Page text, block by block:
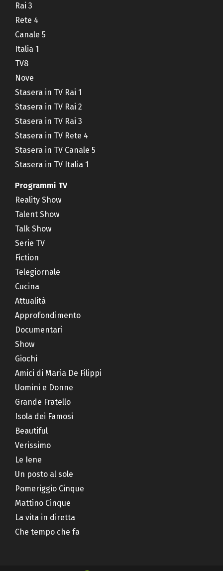
Rai 3
Rete 4
Canale 5
Italia 1
TV8
Nove
Stasera in TV Rai 1
Stasera in TV Rai 2
Stasera in TV Rai 3
Stasera in TV Rete 4
Stasera in TV Canale 5
Stasera in TV Italia 1
Programmi TV
Reality Show
Talent Show
Talk Show
Serie TV
Fiction
Telegiornale
Cucina
Attualità
Approfondimento
Documentari
Show
Giochi
Amici di Maria De Filippi
Uomini e Donne
Grande Fratello
Isola dei Famosi
Beautiful
Verissimo
Le Iene
Un posto al sole
Pomeriggio Cinque
Mattino Cinque
La vita in diretta
Che tempo che fa